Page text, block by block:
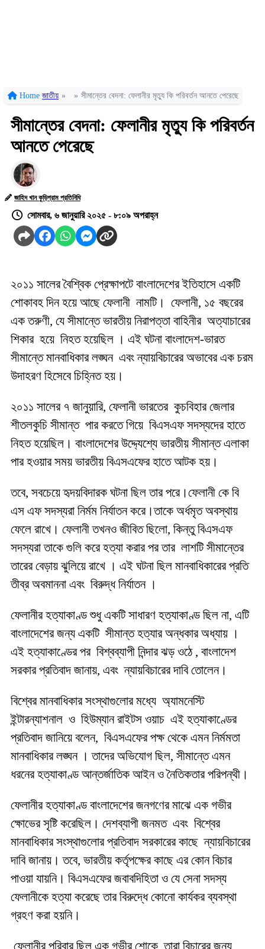
Home জাতীয় » » সীমান্তের বেদনা: ফেলানীর মৃত্যু কি পরিবর্তন আনতে পেরেছে
সীমান্তের বেদনা: ফেলানীর মৃত্যু কি পরিবর্তন
আনতে পেরেছে
জাহিদ খান কুড়িগ্রাম প্রতিনিধি
সোমবার, ৬ জানুয়ারি ২০২৫ - ৮:০৯ অপরাহ্ন
২০১১ সালের বৈশ্বিক প্রেক্ষাপটে বাংলাদেশের ইতিহাসে একটি
শোকাবহ দিন হয়ে আছে ফেলানী নামটি। ফেলানী, ১৫ বছরের
এক তরুণী, যে সীমান্তে ভারতীয় নিরাপত্তা বাহিনীর অত্যাচারের
শিকার হয়ে নিহত হয়েছিল । এই ঘটনা বাংলাদেশ-ভারত
সীমান্তে মানবাধিকার লঙ্ঘন এবং ন্যায়বিচারের অভাবের এক চরম
উদাহরণ হিসেবে চিহ্নিত হয়।
২০১১ সালের ৭ জানুয়ারি, ফেলানী ভারতের কুচবিহার জেলার
শীতলকুচি সীমান্ত পার করতে গিয়ে বিএসএফ সদস্যদের হাতে
নিহত হয়েছিল। বাংলাদেশের উদ্দ্যেশ্যে ভারতীয় সীমান্ত এলাকা
পার হওয়ার সময় ভারতীয় বিএসএফের হাতে আটক হয়।
তবে, সবচেয়ে হৃদয়বিদারক ঘটনা ছিল তার পরে।ফেলানী কে বি
এস এফ সদস্যরা নির্মম নির্যাতন করে।তাকে অর্ধমৃত অবস্থায়
ফেলে রাখে। ফেলানী তখনও জীবিত ছিলো, কিন্তু বিএসএফ
সদস্যরা তাকে গুলি করে হত্যা করার পর তার লাশটি সীমান্তের
তারের বেড়ায় ঝুলিয়ে রাখে । এই ঘটনা ছিল মানবাধিকারের প্রতি
তীব্র অবমাননা এবং বিরুদ্ধ নির্যাতন ।
ফেলানীর হত্যাকাণ্ড শুধু একটি সাধারণ হত্যাকাণ্ড ছিল না, এটি
বাংলাদেশের জন্য একটি সীমান্ত হত্যার অন্ধকার অধ্যায় ।
এই হত্যাকাণ্ডের পর বিশ্বব্যাপী নিন্দার ঝড় ওঠে , বাংলাদেশ
সরকার প্রতিবাদ জানায়, এবং ন্যায়বিচারের দাবি তোলেন।
বিশ্বের মানবাধিকার সংস্থাগুলোর মধ্যে অ্যামনেস্টি
ইন্টারন্যাশনাল ও হিউম্যান রাইটস ওয়াচ এই হত্যাকাণ্ডের
প্রতিবাদ জানিয়ে বলেন, বিএসএফের পক্ষ থেকে এমন নির্মমতা
মানবাধিকার লঙ্ঘন । তাদের অভিযোগ ছিল, সীমান্তে এমন
ধরনের হত্যাকাণ্ড আন্তর্জাতিক আইন ও নৈতিকতার পরিপন্থী।
ফেলানীর হত্যাকাণ্ড বাংলাদেশের জনগণের মাঝে এক গভীর
ক্ষোভের সৃষ্টি করেছিল। দেশব্যাপী জনমত এবং বিশ্বের
মানবাধিকার সংস্থাগুলোর প্রতিবাদ সরকারের কাছে ন্যায়বিচারের
দাবি জানায়। তবে, ভারতীয় কর্তৃপক্ষের কাছে এর কোন বিচার
পাওয়া যায়নি। বিএসএফের জবাবদিহিতা ও যে সেনা সদস্য
ফেলানীকে হত্যা করেছে তার বিরুদ্ধে কোনো কার্যকর ব্যবস্থা
গ্রহণ করা হয়নি।
ফেলানীর পরিবার ছিল এক গভীর শোকে, তারা বিচারের জন্য